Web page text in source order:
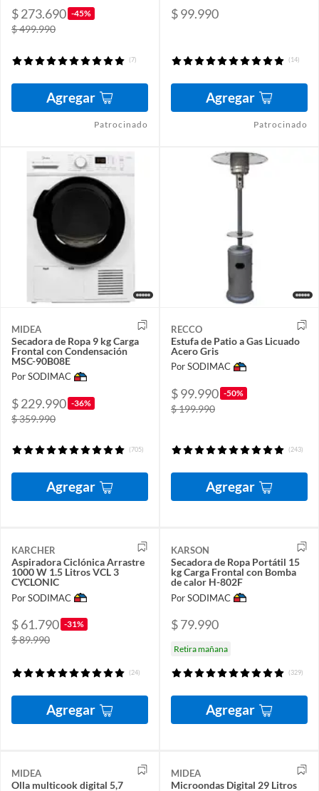
$ 273.690 -45%
$ 499.990
(7)
Agregar
Patrocinado
$ 99.990
(14)
Agregar
Patrocinado
MIDEA
Secadora de Ropa 9 kg Carga
Frontal con Condensación
MSC-90B08E
Por SODIMAC
$ 229.990 -36%
$ 359.990
(705)
Agregar
RECCO
Estufa de Patio a Gas Licuado
Acero Gris
Por SODIMAC
$ 99.990 -50%
$ 199.990
(243)
Agregar
KARCHER
Aspiradora Ciclónica Arrastre
1000 W 1.5 Litros VCL 3
CYCLONIC
Por SODIMAC
$ 61.790 -31%
$ 89.990
(24)
Agregar
KARSON
Secadora de Ropa Portátil 15
kg Carga Frontal con Bomba
de calor H-802F
Por SODIMAC
$ 79.990
Retira mañana
(329)
Agregar
MIDEA
Olla multicook digital 5,7
MIDEA
Microondas Digital 29 Litros